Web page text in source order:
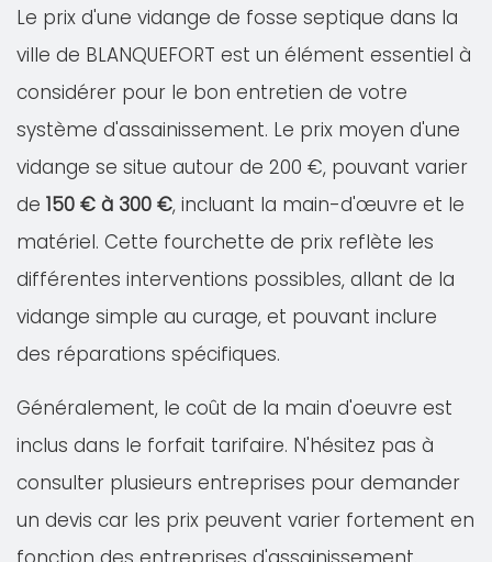
Le prix d'une vidange de fosse septique dans la
ville de BLANQUEFORT est un élément essentiel à
considérer pour le bon entretien de votre
système d'assainissement. Le prix moyen d'une
vidange se situe autour de 200 €, pouvant varier
de 150 € à 300 €, incluant la main-d'œuvre et le
matériel. Cette fourchette de prix reflète les
différentes interventions possibles, allant de la
vidange simple au curage, et pouvant inclure
des réparations spécifiques.
Généralement, le coût de la main d'oeuvre est
inclus dans le forfait tarifaire. N'hésitez pas à
consulter plusieurs entreprises pour demander
un devis car les prix peuvent varier fortement en